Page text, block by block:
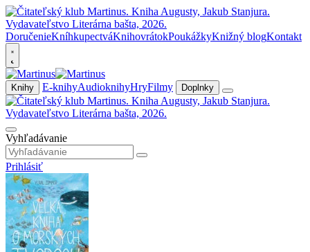
DoručenieKníhkupectváKnihovrátokPoukážkyKnižný blogKontakt
Knihy E-knihyAudioknihyHryFilmy Doplnky
Vyhľadávanie
Prihlásiť